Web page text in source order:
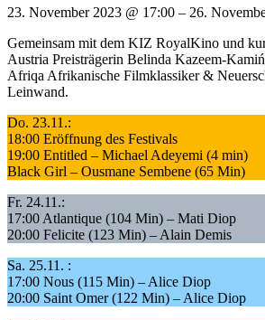
23. November 2023 @ 17:00 – 26.
Gemeinsam mit dem KIZ RoyalKino und
Austria Preisträgerin Belinda Kazeem-
Afriqa Afrikanische Filmklassiker &
Leinwand.
Do. 23.11.:
18:00 Eröffnung des Festivals
19:00 Entitled – Michael Adeyemi (4 min)
Black Girl – Ousmane Sembene (65 Min)
Fr. 24.11.:
17:00 Atlantique (104 Min) – Mati Diop
20:00 Felicite (123 Min) – Alain Demis
Sa. 25.11. :
17:00 Nous (115 Min) – Alice Diop
20:00 Saint Omer (122 Min) – Alice Diop